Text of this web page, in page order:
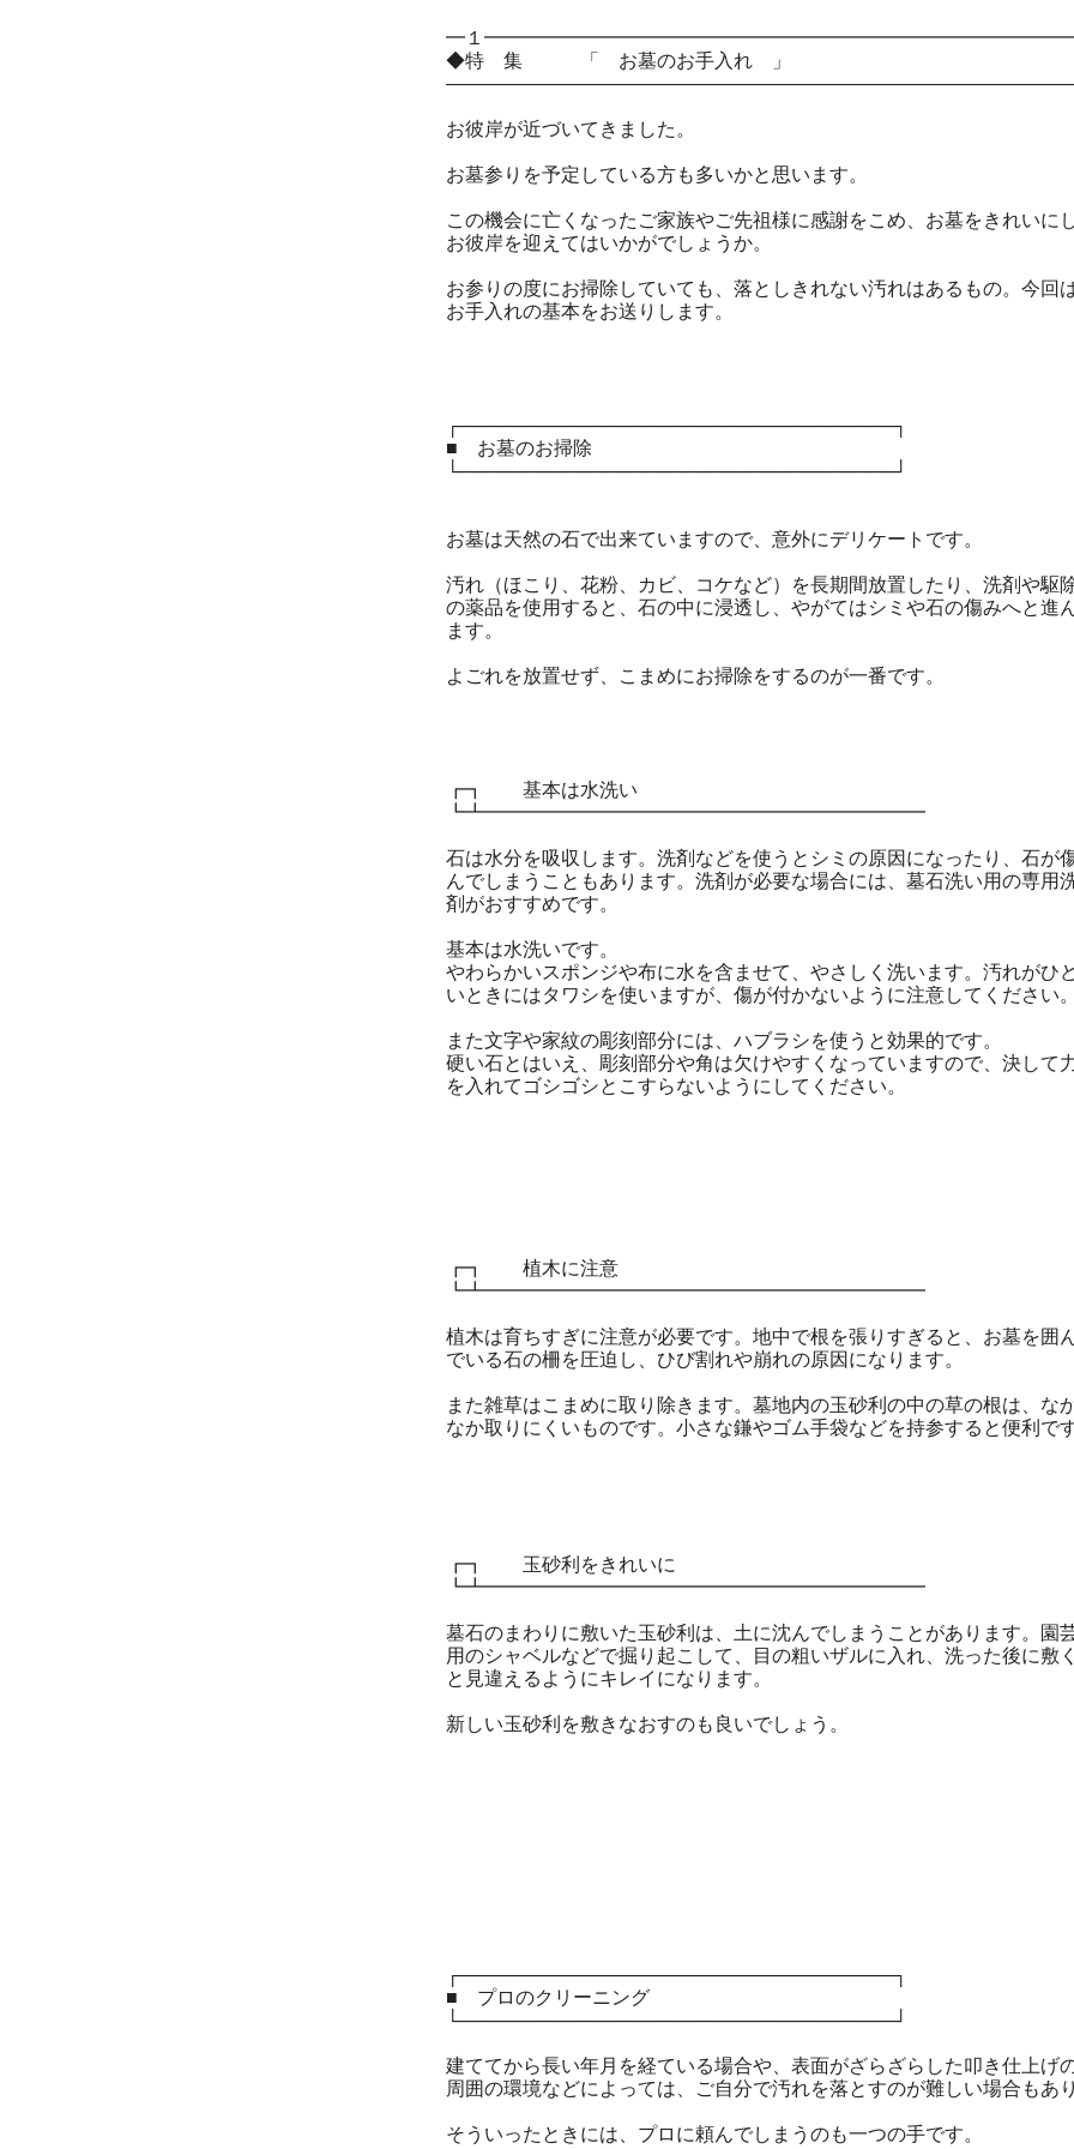
━１
◆特 集 「 お墓のお手入れ 」
お彼岸が近づいてきました。
お墓参りを予定している方も多いかと思います。
この機会に亡くなったご家族やご先祖様に感謝をこめ、お墓をきれいに
お彼岸を迎えてはいかがでしょうか。
お参りの度にお掃除していても、落としきれない汚れはあるもの。今回
お手入れの基本をお送りします。
┌─────────────────────────────────┐
■ お墓のお掃除
└─────────────────────────────────┘
お墓は天然の石で出来ていますので、意外にデリケートです。
汚れ（ほこり、花粉、カビ、コケなど）を長期間放置したり、洗剤や駆
の薬品を使用すると、石の中に浸透し、やがてはシミや石の傷みへと進
ます。
よごれを放置せず、こまめにお掃除をするのが一番です。
┏┓ 基本は水洗い
┗┻━━━━━━━━━━━━━━━━━━━━━━━
石は水分を吸収します。洗剤などを使うとシミの原因になったり、石が
んでしまうこともあります。洗剤が必要な場合には、墓石洗い用の専用
剤がおすすめです。
基本は水洗いです。
やわらかいスポンジや布に水を含ませて、やさしく洗います。汚れがひ
いときにはタワシを使いますが、傷が付かないように注意してください。
また文字や家紋の彫刻部分には、ハブラシを使うと効果的です。
硬い石とはいえ、彫刻部分や角は欠けやすくなっていますので、決して
を入れてゴシゴシとこすらないようにしてください。
┏┓ 植木に注意
┗┻━━━━━━━━━━━━━━━━━━━━━━━
植木は育ちすぎに注意が必要です。地中で根を張りすぎると、お墓を囲
でいる石の柵を圧迫し、ひび割れや崩れの原因になります。
また雑草はこまめに取り除きます。墓地内の玉砂利の中の草の根は、な
なか取りにくいものです。小さな鎌やゴム手袋などを持参すると便利です
┏┓ 玉砂利をきれいに
┗┻━━━━━━━━━━━━━━━━━━━━━━━
墓石のまわりに敷いた玉砂利は、土に沈んでしまうことがあります。園
用のシャベルなどで掘り起こして、目の粗いザルに入れ、洗った後に敷く
と見違えるようにキレイになります。
新しい玉砂利を敷きなおすのも良いでしょう。
┌─────────────────────────────────┐
■ プロのクリーニング
└─────────────────────────────────┘
建ててから長い年月を経ている場合や、表面がざらざらした叩き仕上げの
周囲の環境などによっては、ご自分で汚れを落とすのが難しい場合もあり
そういったときには、プロに頼んでしまうのも一つの手です。